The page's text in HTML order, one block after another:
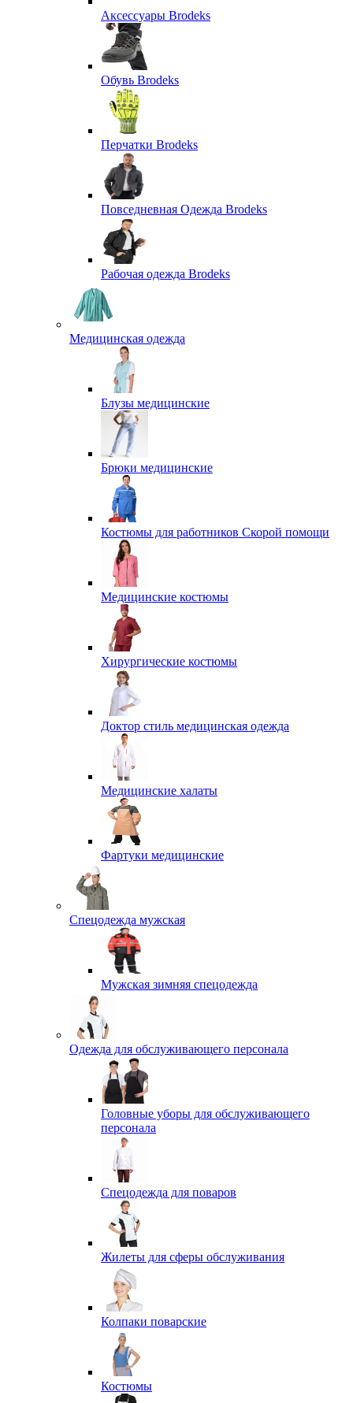
Аксессуары Brodeks
Обувь Brodeks
Перчатки Brodeks
Повседневная Одежда Brodeks
Рабочая одежда Brodeks
Медицинская одежда
Блузы медицинские
Брюки медицинские
Костюмы для работников Скорой помощи
Медицинские костюмы
Хирургические костюмы
Доктор стиль медицинская одежда
Медицинские халаты
Фартуки медицинские
Спецодежда мужская
Мужская зимняя спецодежда
Одежда для обслуживающего персонала
Головные уборы для обслуживающего
персонала
Спецодежда для поваров
Жилеты для сферы обслуживания
Колпаки поварские
Костюмы